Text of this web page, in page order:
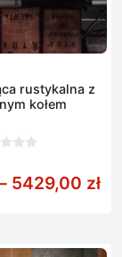
rustykalna z
kołem
5429,00 zł